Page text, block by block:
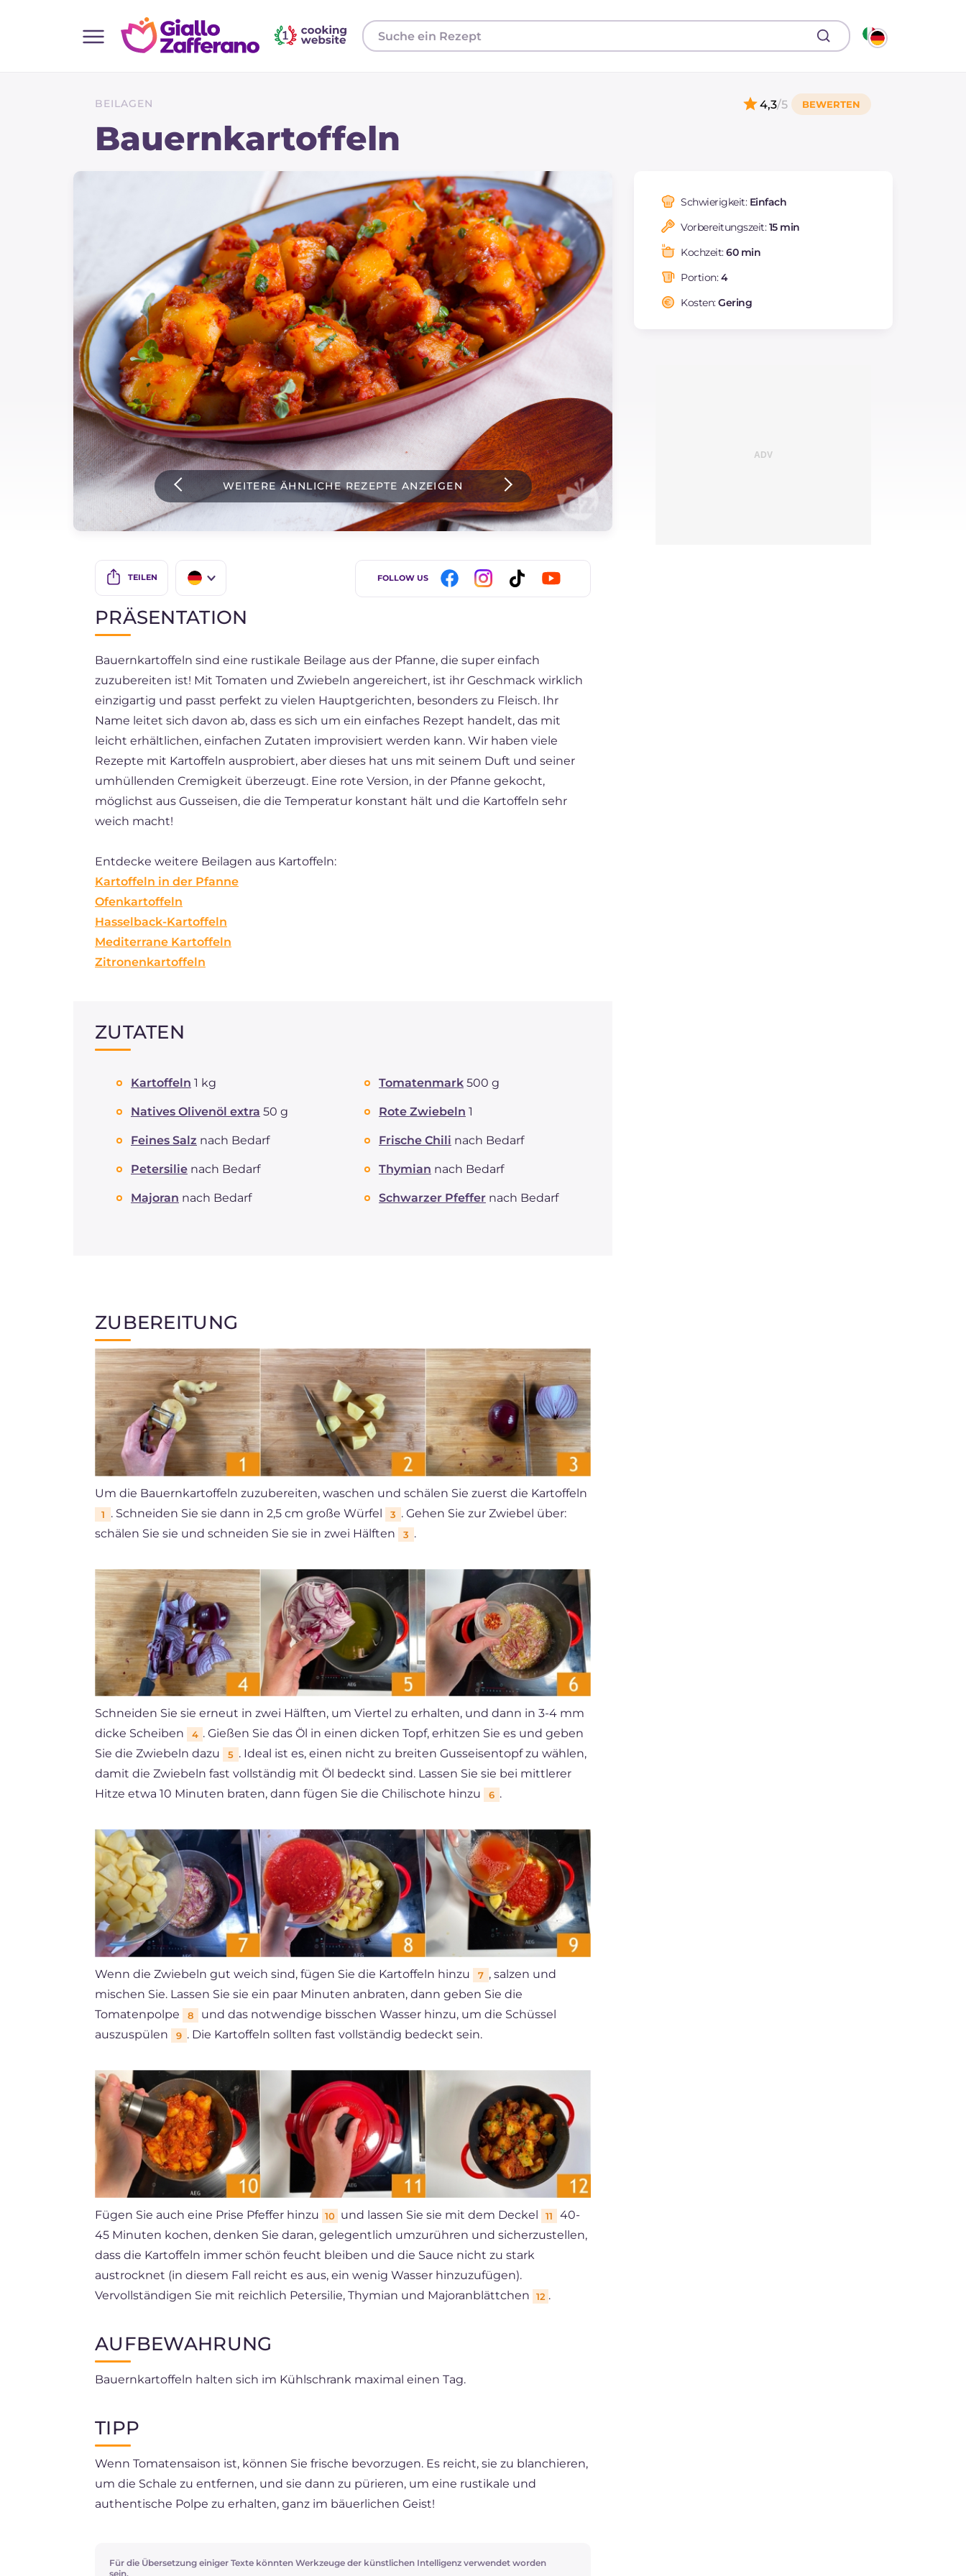
Hauptgerichte
Kuchen und Backwaren
Neueste rezepte
IT Website
Instagram
YouTube
BEILAGEN
Bauernkartoffeln
4,3/5
WEITERE ÄHNLICHE REZEPTE ANZEIGEN
TEILEN
ES
FR
NL
FOLLOW US
Schwierigkeit: Einfach
Vorbereitungszeit:15 min
Kochzeit:60 min
Portion:4
Kosten:Gering
PRÄSENTATION
Bauernkartoffeln sind eine rustikale Beilage aus der Pfanne, die super einfach
zuzubereiten ist! Mit Tomaten und Zwiebeln angereichert, ist ihr Geschmack wirklich
einzigartig und passt perfekt zu vielen Hauptgerichten, besonders zu Fleisch. Ihr
Name leitet sich davon ab, dass es sich um ein einfaches Rezept handelt, das mit
leicht erhältlichen, einfachen Zutaten improvisiert werden kann. Wir haben viele
Rezepte mit Kartoffeln ausprobiert, aber dieses hat uns mit seinem Duft und seiner
umhüllenden Cremigkeit überzeugt. Eine rote Version, in der Pfanne gekocht,
möglichst aus Gusseisen, die die Temperatur konstant hält und die Kartoffeln sehr
weich macht!
Entdecke weitere Beilagen aus Kartoffeln:
Kartoffeln in der Pfanne
Ofenkartoffeln
Hasselback-Kartoffeln
Mediterrane Kartoffeln
Zitronenkartoffeln
ZUTATEN
Kartoffeln 1 kg Tomatenmark 500 g
Natives Olivenöl extra 50 g Rote Zwiebeln 1
Feines Salz nach Bedarf Frische Chili nach Bedarf
Petersilie nach Bedarf Thymian nach Bedarf
Majoran nach Bedarf Schwarzer Pfeffer nach Bedarf
ZUBEREITUNG
Um die Bauernkartoffeln zuzubereiten, waschen und schälen Sie zuerst die Kartoffeln
1 . Schneiden Sie sie dann in 2,5 cm große Würfel 3 . Gehen Sie zur Zwiebel über:
schälen Sie sie und schneiden Sie sie in zwei Hälften
3 .
Schneiden Sie sie erneut in zwei Hälften, um Viertel zu erhalten, und dann in 3-4 mm
dicke Scheiben
4 . Gießen Sie das Öl in einen dicken Topf, erhitzen Sie es und geben
Sie die Zwiebeln dazu
5 . Ideal ist es, einen nicht zu breiten Gusseisentopf zu wählen,
damit die Zwiebeln fast vollständig mit Öl bedeckt sind. Lassen Sie sie bei mittlerer
Hitze etwa 10 Minuten braten, dann fügen Sie die Chilischote hinzu
6 .
Wenn die Zwiebeln gut weich sind, fügen Sie die Kartoffeln hinzu 7 , salzen und
mischen Sie. Lassen Sie sie ein paar Minuten anbraten, dann geben Sie die
Tomatenpolpe
8
und das notwendige bisschen Wasser hinzu, um die Schüssel
auszuspülen
9 . Die Kartoffeln sollten fast vollständig bedeckt sein.
Fügen Sie auch eine Prise Pfeffer hinzu 10 und lassen Sie sie mit dem Deckel 11
40-
45 Minuten kochen, denken Sie daran, gelegentlich umzurühren und sicherzustellen,
dass die Kartoffeln immer schön feucht bleiben und die Sauce nicht zu stark
austrocknet (in diesem Fall reicht es aus, ein wenig Wasser hinzuzufügen).
Vervollständigen Sie mit reichlich Petersilie, Thymian und Majoranblättchen
12 .
AUFBEWAHRUNG
Bauernkartoffeln halten sich im Kühlschrank maximal einen Tag.
TIPP
Wenn Tomatensaison ist, können Sie frische bevorzugen. Es reicht, sie zu blanchieren,
um die Schale zu entfernen, und sie dann zu pürieren, um eine rustikale und
authentische Polpe zu erhalten, ganz im bäuerlichen Geist!
Für die Übersetzung einiger Texte könnten Werkzeuge der künstlichen Intelligenz verwendet worden
sein.